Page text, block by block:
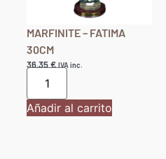
MARFINITE – FATIMA
30CM